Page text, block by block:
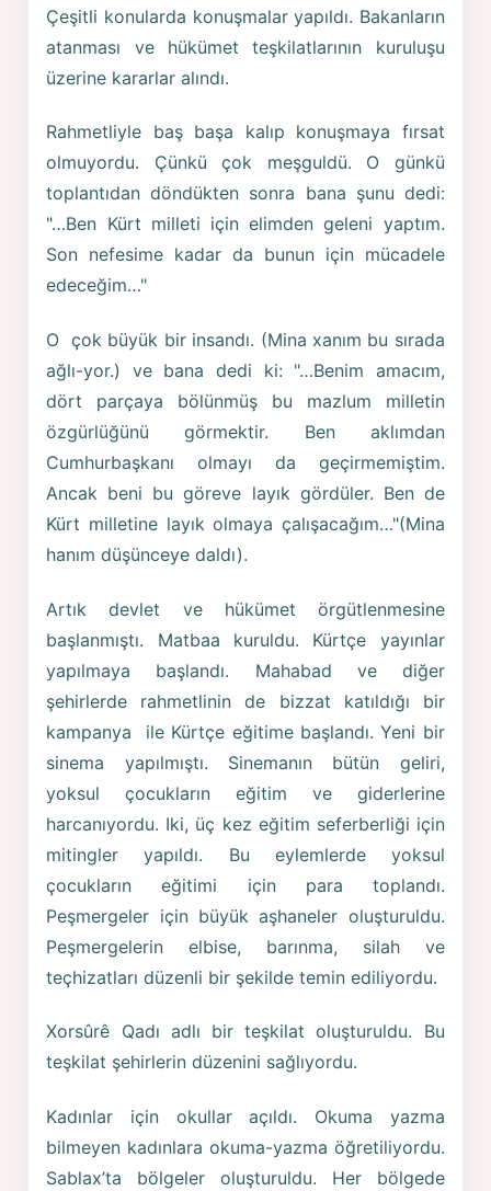
Çeşitli konularda konuşmalar yapıldı. Bakanların
atanması ve hükümet teşkilatlarının kuruluşu
üzerine kararlar alındı.
Rahmetliyle baş başa kalıp konuşmaya fırsat
olmuyordu. Çünkü çok meşguldü. O günkü
toplantıdan döndükten sonra bana şunu dedi:
"…Ben Kürt milleti için elimden geleni yaptım.
Son nefesime kadar da bunun için mücadele
edeceğim…"
O çok büyük bir insandı. (Mina xanım bu sırada
ağlı-yor.) ve bana dedi ki: "…Benim amacım,
dört parçaya bölünmüş bu mazlum milletin
özgürlüğünü görmektir. Ben aklımdan
Cumhurbaşkanı olmayı da geçirmemiştim.
Ancak beni bu göreve layık gördüler. Ben de
Kürt milletine layık olmaya çalışacağım…"(Mina
hanım düşünceye daldı).
Artık devlet ve hükümet örgütlenmesine
başlanmıştı. Matbaa kuruldu. Kürtçe yayınlar
yapılmaya başlandı. Mahabad ve diğer
şehirlerde rahmetlinin de bizzat katıldığı bir
kampanya ile Kürtçe eğitime başlandı. Yeni bir
sinema yapılmıştı. Sinemanın bütün geliri,
yoksul çocukların eğitim ve giderlerine
harcanıyordu. Iki, üç kez eğitim seferberliği için
mitingler yapıldı. Bu eylemlerde yoksul
çocukların eğitimi için para toplandı.
Peşmergeler için büyük aşhaneler oluşturuldu.
Peşmergelerin elbise, barınma, silah ve
teçhizatları düzenli bir şekilde temin ediliyordu.
Xorsûrê Qadı adlı bir teşkilat oluşturuldu. Bu
teşkilat şehirlerin düzenini sağlıyordu.
Kadınlar için okullar açıldı. Okuma yazma
bilmeyen kadınlara okuma-yazma öğretiliyordu.
Sablax’ta bölgeler oluşturuldu. Her bölgede